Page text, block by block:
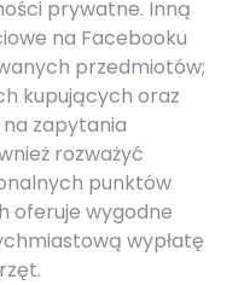
prywatne. Inną
na Facebooku
przedmiotów;
kupujących oraz
zapytania
rozważyć
punktów
oferuje wygodne
wypłatę